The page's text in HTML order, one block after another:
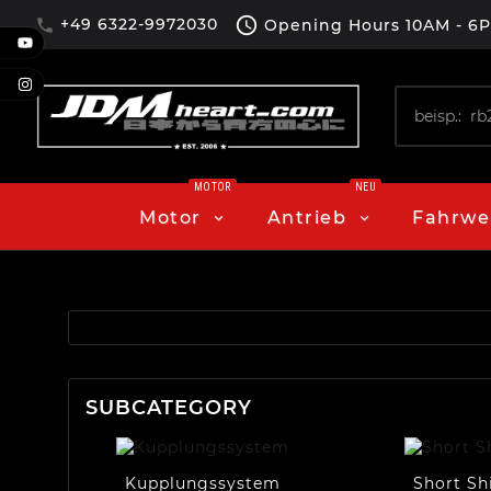
 +49 6322-9972030  Opening Hours 10AM -
Motor
MOTOR
Antrieb
NEU
SUBCATEGORY
Kupplungssystem Short